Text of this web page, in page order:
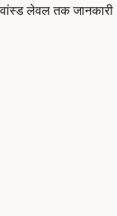
लेवल तक जानकारी